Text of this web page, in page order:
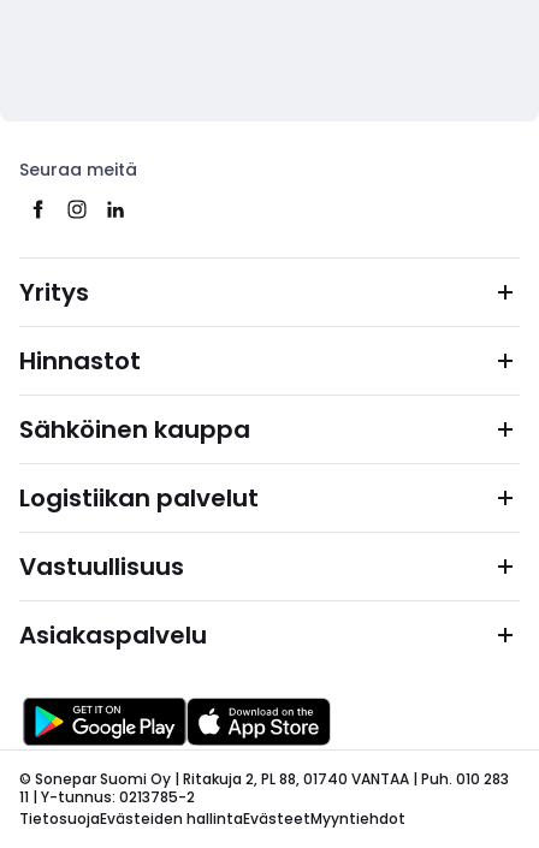
Seuraa meitä
Yritys
Hinnastot
Sähköinen kauppa
Logistiikan palvelut
Vastuullisuus
Asiakaspalvelu
© Sonepar Suomi Oy | Ritakuja 2, PL 88, 01740 VANTAA | Puh. 010 283
11 | Y-tunnus: 0213785-2
TietosuojaEvästeiden hallintaEvästeetMyyntiehdot